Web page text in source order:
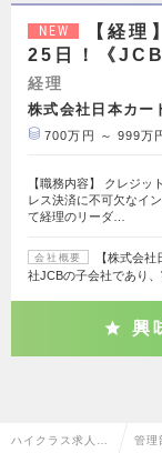
NEW
【経
25日！《JCB
経理
株式会社日本カー
700万円 ～ 999万
【職務内容】 クレジッ
レス決済に不可欠なイ
て経理のリーダ…
会社概要
【株式会
社JCBの子会社であり
興
ハイクラス求人T 管理